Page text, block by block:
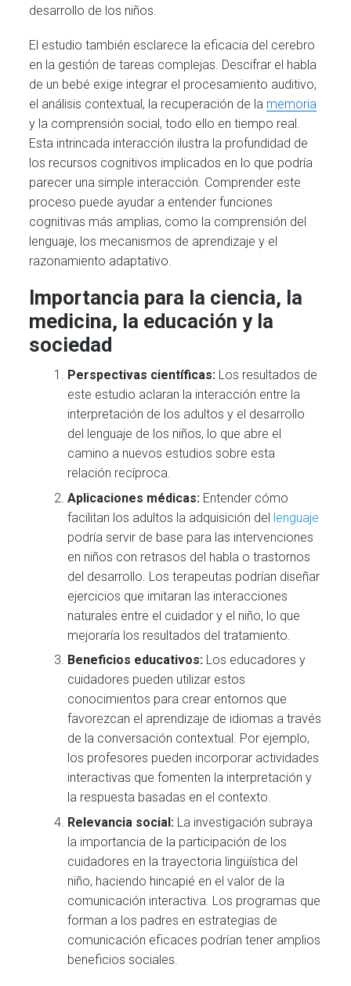
desarrollo de los niños.
El estudio también esclarece la eficacia del cerebro
en la gestión de tareas complejas. Descifrar el habla
de un bebé exige integrar el procesamiento auditivo,
el análisis contextual, la recuperación de la memoria
y la comprensión social, todo ello en tiempo real.
Esta intrincada interacción ilustra la profundidad de
los recursos cognitivos implicados en lo que podría
parecer una simple interacción. Comprender este
proceso puede ayudar a entender funciones
cognitivas más amplias, como la comprensión del
lenguaje, los mecanismos de aprendizaje y el
razonamiento adaptativo.
Importancia para la ciencia, la
medicina, la educación y la
sociedad
Perspectivas científicas: Los resultados de
este estudio aclaran la interacción entre la
interpretación de los adultos y el desarrollo
del lenguaje de los niños, lo que abre el
camino a nuevos estudios sobre esta
relación recíproca.
Aplicaciones médicas: Entender cómo
facilitan los adultos la adquisición del lenguaje
podría servir de base para las intervenciones
en niños con retrasos del habla o trastornos
del desarrollo. Los terapeutas podrían diseñar
ejercicios que imitaran las interacciones
naturales entre el cuidador y el niño, lo que
mejoraría los resultados del tratamiento.
Beneficios educativos: Los educadores y
cuidadores pueden utilizar estos
conocimientos para crear entornos que
favorezcan el aprendizaje de idiomas a través
de la conversación contextual. Por ejemplo,
los profesores pueden incorporar actividades
interactivas que fomenten la interpretación y
la respuesta basadas en el contexto.
Relevancia social: La investigación subraya
la importancia de la participación de los
cuidadores en la trayectoria lingüística del
niño, haciendo hincapié en el valor de la
comunicación interactiva. Los programas que
forman a los padres en estrategias de
comunicación eficaces podrían tener amplios
beneficios sociales.